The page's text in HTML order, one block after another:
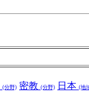
(分野) 密教 (分野) 日本 (地